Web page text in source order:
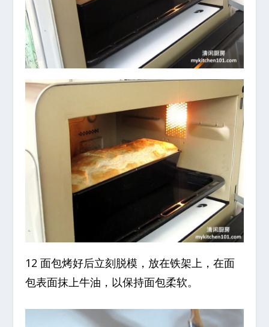
12 面包烤好后立刻脱模，放在铁架上，在面
包表面抹上牛油，以保持面包柔软。